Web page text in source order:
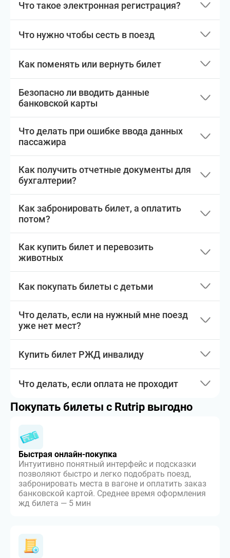
Что такое электронная регистрация?
Что нужно чтобы сесть в поезд
Как поменять или вернуть билет
Безопасно ли вводить данные
банковской карты
Что делать при ошибке ввода данных
пассажира
Как получить отчетные документы для
бухгалтерии?
Как забронировать билет, а оплатить
потом?
Как купить билет и перевозить
животных
Как покупать билеты с детьми
Что делать, если на нужный мне поезд
уже нет мест?
Купить билет РЖД инвалиду
Что делать, если оплата не проходит
Покупать билеты с Rutrip выгодно
Быстрая онлайн-покупка
Интуитивно понятный интерфейс и подсказки
позволяют быстро и легко подобрать поезд,
забронировать места в вагоне и оплатить заказ
банковской картой. Среднее время оформления
жд билета — 5 мин